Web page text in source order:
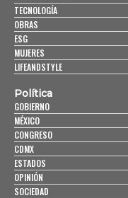
TECNOLOGÍA
OBRAS
ESG
MUJERES
LIFEANDSTYLE
Política
GOBIERNO
MÉXICO
CONGRESO
CDMX
ESTADOS
OPINIÓN
SOCIEDAD